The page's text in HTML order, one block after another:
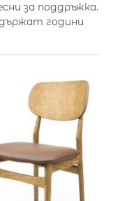
за поддръжка.
години